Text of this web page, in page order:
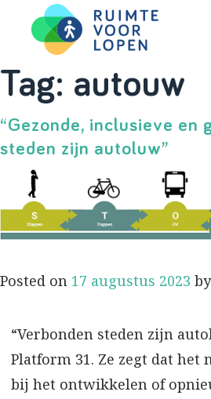
Skip
to
content
NIEUWS
KENNIS
PARTNERS
CITY
MAGAZINES
Nationaal
Tag: autouw
“Gezonde, inclusieve en
steden zijn autoluw”
Posted on 17 augustus 2023 by
“Verbonden steden zijn
Platform 31. Ze zegt dat het
bij het ontwikkelen of